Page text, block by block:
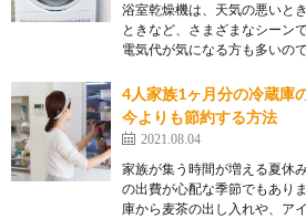
浴室乾燥機は、天気の悪いと
ときなど、さまざまなシーン
電気代が気になる方も多いの
4人家族1ヶ月分の冷蔵庫
今よりも節約する方法
2021.08.04
家族が集う時間が増える夏休
の出費が心配な季節でもあり
庫から麦茶の出し入れや、ア